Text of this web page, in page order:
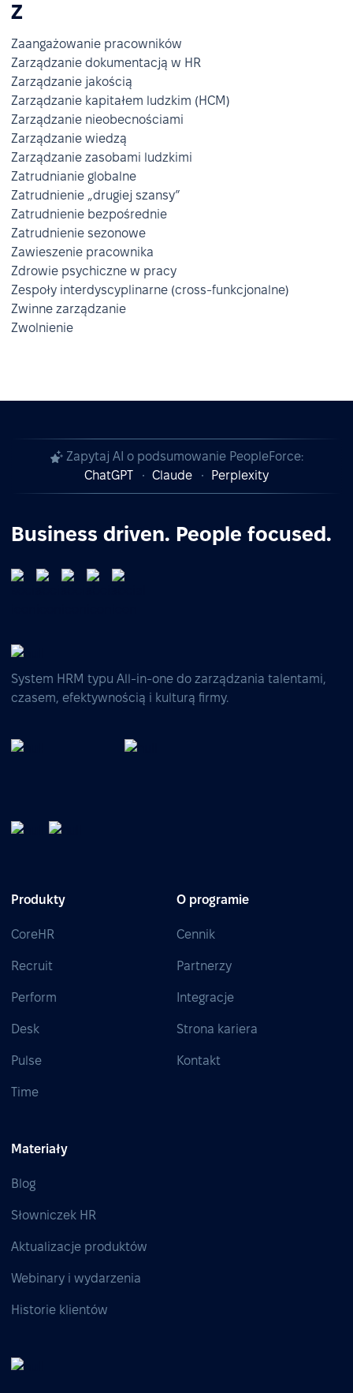
Z
Zaangażowanie pracowników
Zarządzanie dokumentacją w HR
Zarządzanie jakością
Zarządzanie kapitałem ludzkim (HCM)
Zarządzanie nieobecnościami
Zarządzanie wiedzą
Zarządzanie zasobami ludzkimi
Zatrudnianie globalne
Zatrudnienie „drugiej szansy”
Zatrudnienie bezpośrednie
Zatrudnienie sezonowe
Zawieszenie pracownika
Zdrowie psychiczne w pracy
Zespoły interdyscyplinarne (cross-funkcjonalne)
Zwinne zarządzanie
Zwolnienie
Zapytaj AI o podsumowanie PeopleForce:
ChatGPT
Claude Perplexity
Business driven. People focused.
System HRM typu All-in-one do zarządzania talentami,
czasem, efektywnością i kulturą firmy.
Produkty
CoreHR
Recruit
Perform
Desk
Pulse
Time
O programie
Cennik
Partnerzy
Integracje
Strona kariera
Kontakt
Materiały
Blog
Słowniczek HR
Aktualizacje produktów
Webinary i wydarzenia
Historie klientów